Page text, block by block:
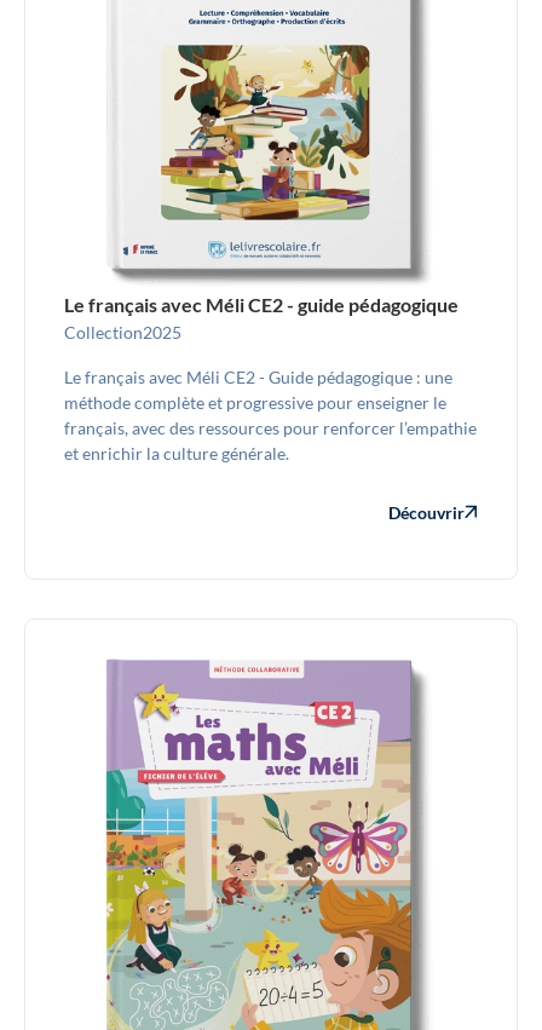
Le français avec Méli CE2 - guide pédagogique
Collection2025
Le français avec Méli CE2 - Guide pédagogique : une
méthode complète et progressive pour enseigner le
français, avec des ressources pour renforcer l’empathie
et enrichir la culture générale.
Découvrir